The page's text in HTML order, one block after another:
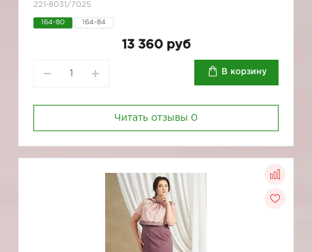
221-8031/7025
164-80 164-84
13 360 руб
В корзину
Читать отзывы 0